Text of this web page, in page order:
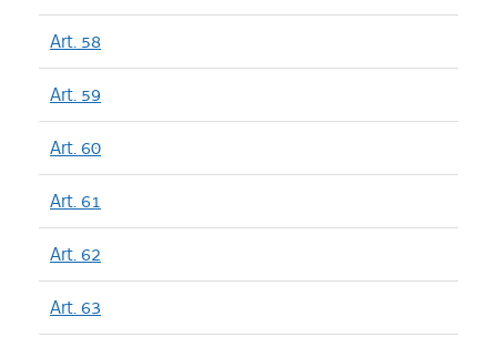
Art. 58
Art. 59
Art. 60
Art. 61
Art. 62
Art. 63